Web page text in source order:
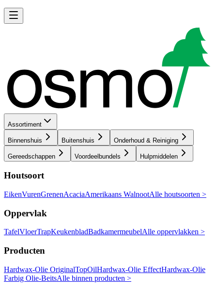
Assortiment
Binnenshuis Buitenshuis Onderhoud & Reiniging
Gereedschappen Voordeelbundels Hulpmiddelen
Houtsoort
EikenVurenGrenenAcaciaAmerikaans WalnootAlle houtsoorten >
Oppervlak
TafelVloerTrapKeukenbladBadkamermeubelAlle oppervlakken >
Producten
Hardwax-Olie OriginalTopOilHardwax-Olie EffectHardwax-Olie
Farbig Olie-BeitsAlle binnen producten >